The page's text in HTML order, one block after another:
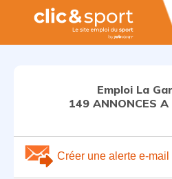
Emploi La
149 ANNONCES A
Créer une alerte e-mail